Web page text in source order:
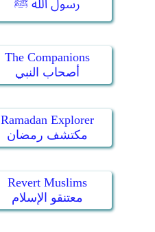
رسول الله ﷺ
The Companions
أصحاب النبي
Ramadan Explorer
مكتشف رمضان
Revert Muslims
معتنقو الإسلام